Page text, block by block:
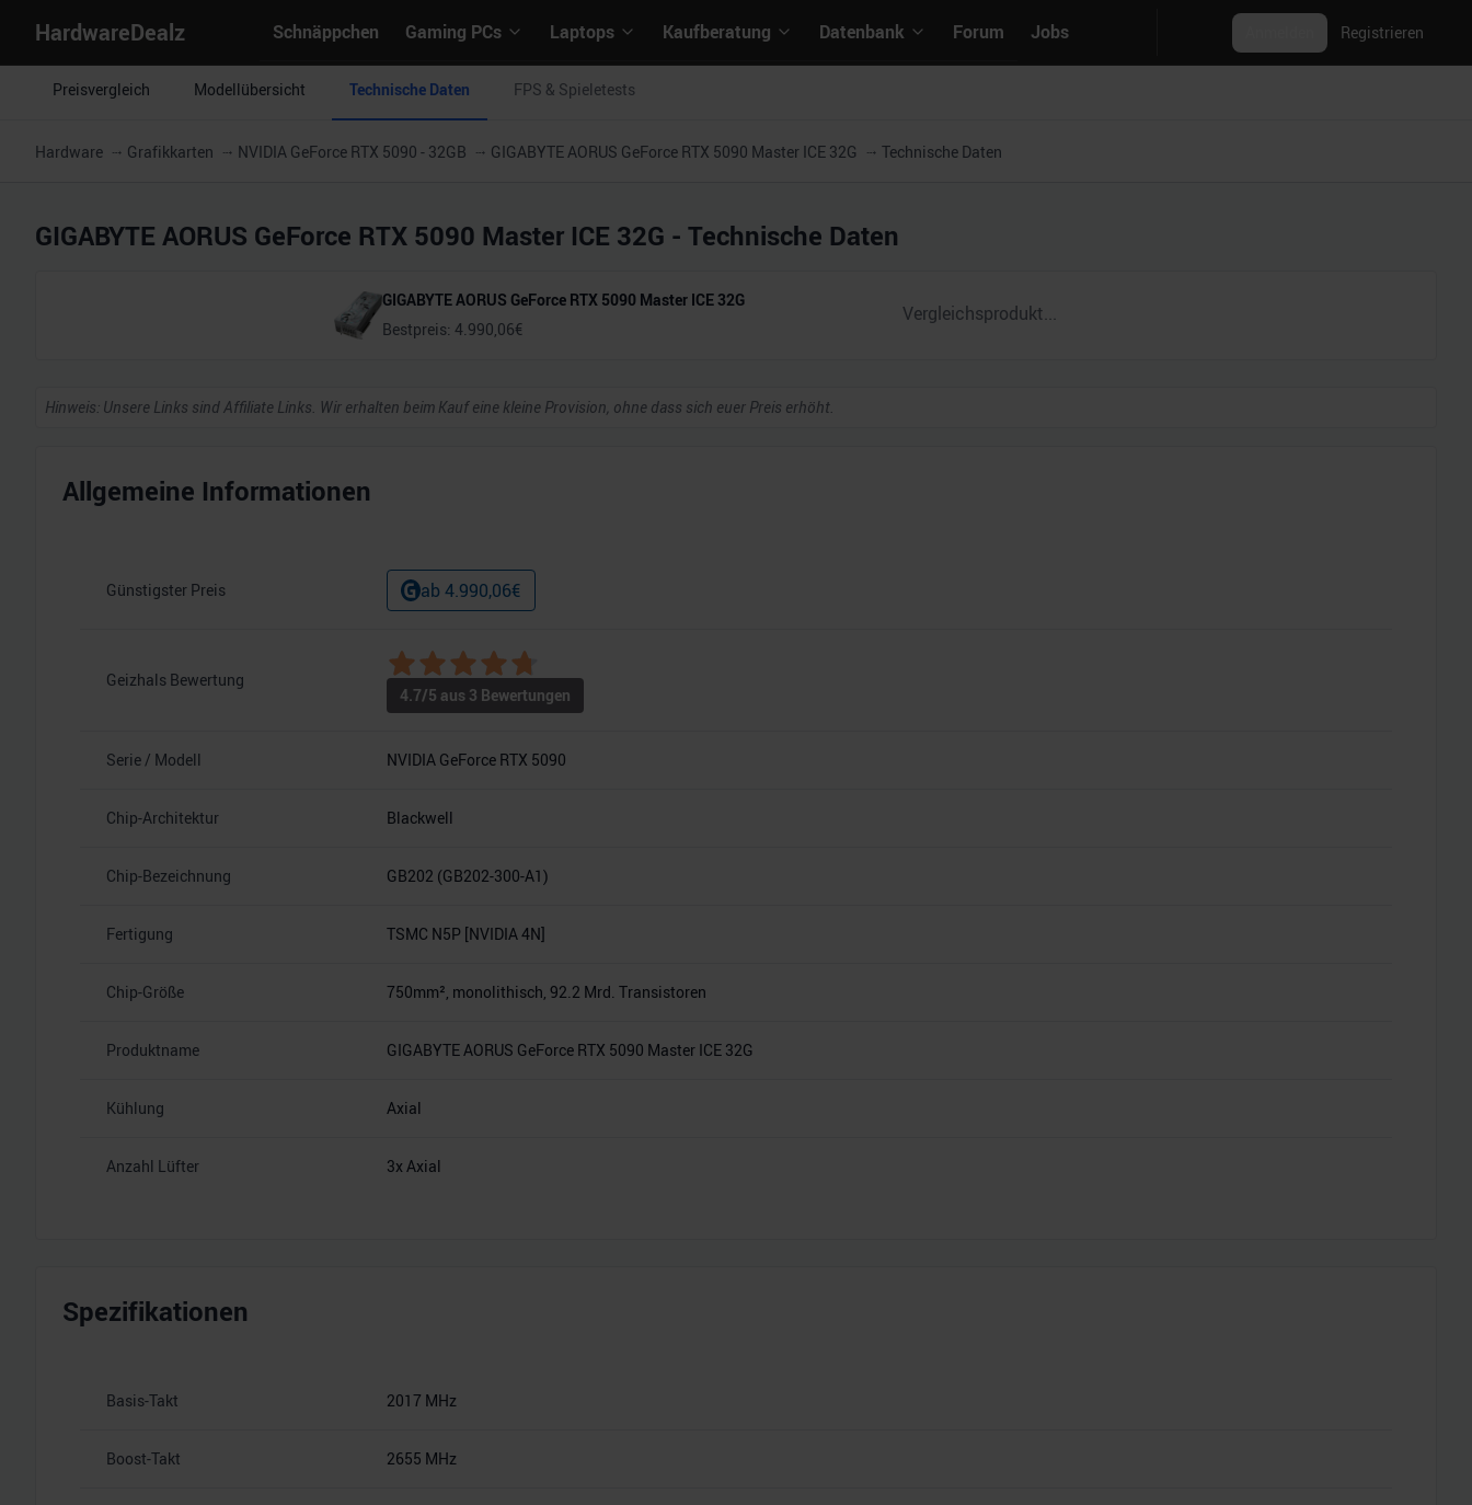
HardwareDealz Schnäppchen Gaming PCs Laptops Kaufberatung Datenbank Forum Jobs Registrieren
Preisvergleich Modellübersicht Technische Daten FPS & Spieletests
Hardware Grafikkarten NVIDIA GeForce RTX 5090 - 32GB GIGABYTE AORUS GeForce RTX 5090 Master ICE 32G Technische Daten
GIGABYTE AORUS GeForce RTX 5090 Master ICE 32G - Technische Daten
GIGABYTE AORUS GeForce RTX 5090 Master ICE 32G
Bestpreis: 4.990,06€
Hinweis: Unsere Links sind Affiliate Links. Wir erhalten beim Kauf eine kleine Provision, ohne dass sich euer Preis erhöht.
Allgemeine Informationen
Günstigster Preis ab 4.990,06€
Geizhals Bewertung
4.7/5 aus 3 Bewertungen
Serie / Modell NVIDIA GeForce RTX 5090
Chip-Architektur Blackwell
Chip-Bezeichnung GB202 (GB202-300-A1)
Fertigung TSMC N5P [NVIDIA 4N]
Chip-Größe 750mm², monolithisch, 92.2 Mrd. Transistoren
Produktname GIGABYTE AORUS GeForce RTX 5090 Master ICE 32G
Kühlung Axial
Anzahl Lüfter 3x Axial
Spezifikationen
Basis-Takt 2017 MHz
Boost-Takt 2655 MHz